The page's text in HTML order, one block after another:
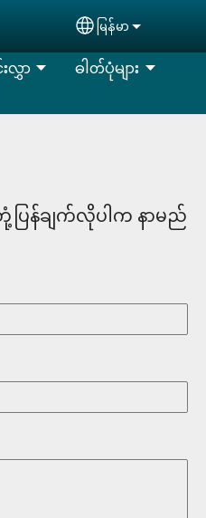
Select your
မြန်မာ
လွှာ
ဓါတ်ပုံများ
ပြန်ချက်လိုပါက နာမည်